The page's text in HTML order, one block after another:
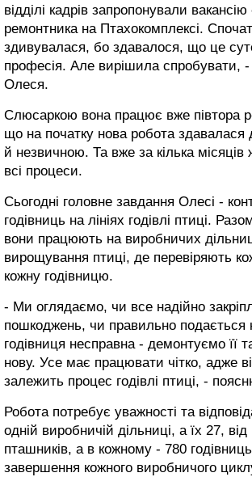
відділі кадрів запропонували
ремонтника на Птахокомплексі.
здивувалася, бо здавалося, що це
професія. Але вирішила спробувати, -
Олеся.
Слюсаркою вона працює вже півтора
що на початку нова робота
й незвичною. Та вже за кілька місяців
всі процеси.
Сьогодні головне завдання Олесі -
годівниць на лініях годівлі птиці.
вони працюють на виробничих
вирощування птиці, де перевіряють
кожну годівницю.
- Ми оглядаємо, чи все надійно
пошкоджень, чи правильно
годівниця несправна - демонтуємо її
нову. Усе має працювати чітко, адже
залежить процес годівлі птиці, -
Робота потребує уважності та
одній виробничій дільниці, а їх 27,
пташників, а в кожному - 780
завершення кожного виробничого